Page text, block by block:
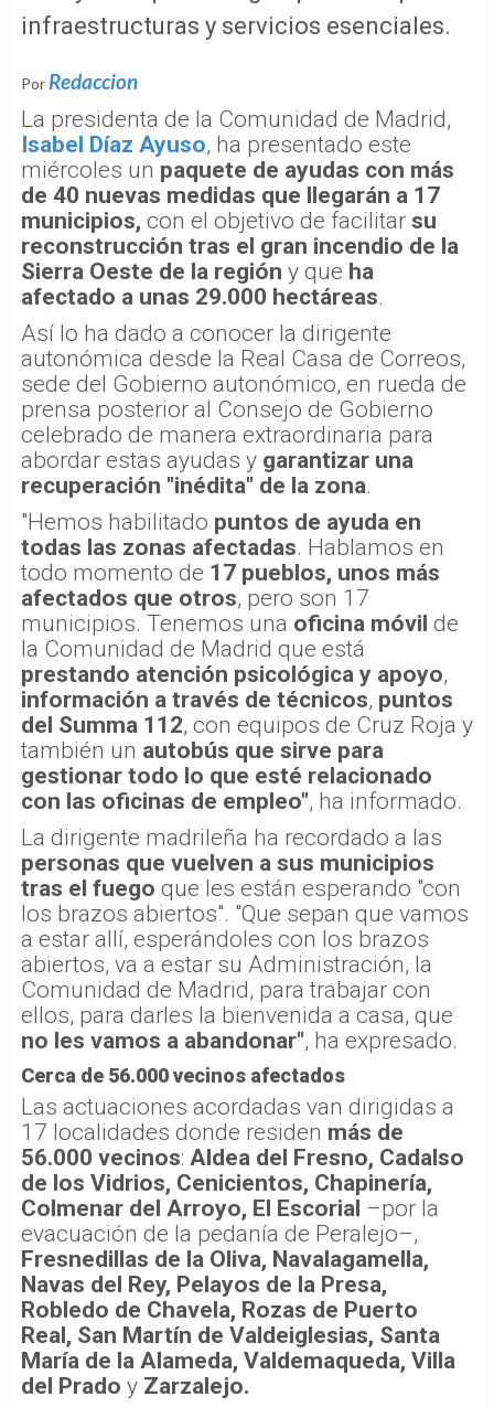
infraestructuras y servicios esenciales.
Por Redaccion
La presidenta de la Comunidad de Madrid,
Isabel Díaz Ayuso, ha presentado este
miércoles un paquete de ayudas con más
de 40 nuevas medidas que llegarán a 17
municipios, con el objetivo de facilitar su
reconstrucción tras el gran incendio de la
Sierra Oeste de la región y que ha
afectado a unas 29.000 hectáreas.
Así lo ha dado a conocer la dirigente
autonómica desde la Real Casa de Correos,
sede del Gobierno autonómico, en rueda de
prensa posterior al Consejo de Gobierno
celebrado de manera extraordinaria para
abordar estas ayudas y garantizar una
recuperación "inédita" de la zona.
"Hemos habilitado puntos de ayuda en
todas las zonas afectadas. Hablamos en
todo momento de 17 pueblos, unos más
afectados que otros, pero son 17
municipios. Tenemos una oficina móvil de
la Comunidad de Madrid que está
prestando atención psicológica y apoyo,
información a través de técnicos, puntos
del Summa 112, con equipos de Cruz Roja y
también un autobús que sirve para
gestionar todo lo que esté relacionado
con las oficinas de empleo", ha informado.
La dirigente madrileña ha recordado a las
personas que vuelven a sus municipios
tras el fuego que les están esperando "con
los brazos abiertos". "Que sepan que vamos
a estar allí, esperándoles con los brazos
abiertos, va a estar su Administración, la
Comunidad de Madrid, para trabajar con
ellos, para darles la bienvenida a casa, que
no les vamos a abandonar", ha expresado.
Cerca de 56.000 vecinos afectados
Las actuaciones acordadas van dirigidas a
17 localidades donde residen más de
56.000 vecinos: Aldea del Fresno, Cadalso
de los Vidrios, Cenicientos, Chapinería,
Colmenar del Arroyo, El Escorial –por la
evacuación de la pedanía de Peralejo–,
Fresnedillas de la Oliva, Navalagamella,
Navas del Rey, Pelayos de la Presa,
Robledo de Chavela, Rozas de Puerto
Real, San Martín de Valdeiglesias, Santa
María de la Alameda, Valdemaqueda, Villa
del Prado y Zarzalejo.